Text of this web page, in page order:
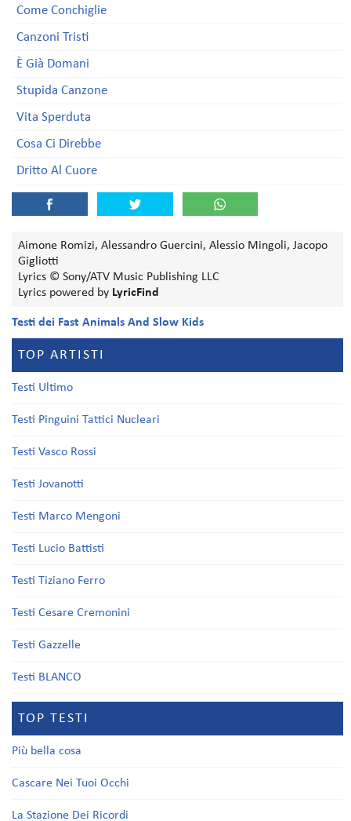
Come Conchiglie
Canzoni Tristi
È Già Domani
Stupida Canzone
Vita Sperduta
Cosa Ci Direbbe
Dritto Al Cuore
Aimone Romizi, Alessandro Guercini, Alessio Mingoli, Jacopo
Gigliotti
Lyrics © Sony/ATV Music Publishing LLC
Lyrics powered by LyricFind
Testi dei Fast Animals And Slow Kids
TOP ARTISTI
Testi Ultimo
Testi Pinguini Tattici Nucleari
Testi Vasco Rossi
Testi Jovanotti
Testi Marco Mengoni
Testi Lucio Battisti
Testi Tiziano Ferro
Testi Cesare Cremonini
Testi Gazzelle
Testi BLANCO
TOP TESTI
Più bella cosa
Cascare Nei Tuoi Occhi
La Stazione Dei Ricordi